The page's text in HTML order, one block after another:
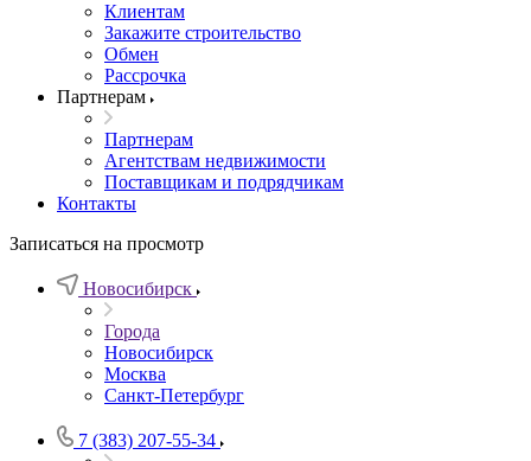
Клиентам
Закажите строительство
Обмен
Рассрочка
Партнерам
Партнерам
Агентствам недвижимости
Поставщикам и подрядчикам
Контакты
Записаться на просмотр
Новосибирск
Города
Новосибирск
Москва
Санкт-Петербург
7 (383) 207-55-34